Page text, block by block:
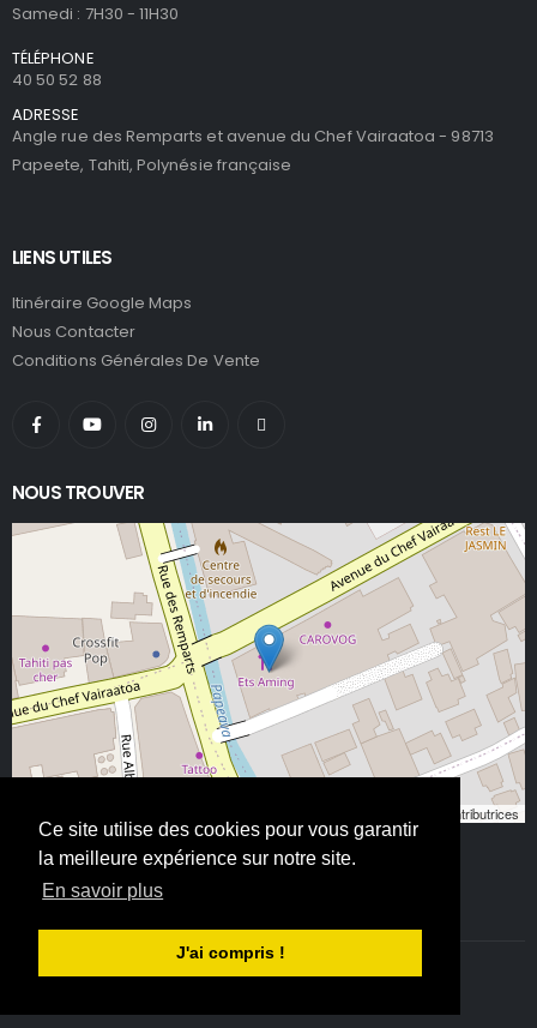
Ce site utilise des cookies pour vous garantir
la meilleure expérience sur notre site.
En savoir plus
J'ai compris !
Samedi : 7H30 - 11H30
TÉLÉPHONE
40 50 52 88
ADRESSE
Angle rue des Remparts et avenue du Chef Vairaatoa - 98713
Papeete, Tahiti, Polynésie française
LIENS UTILES
Itinéraire Google Maps
Nous Contacter
Conditions Générales De Vente
NOUS TROUVER
contributeurs/contributrices
©ETS AMING 2025. Tous droits réservés - All Rights Reserved.